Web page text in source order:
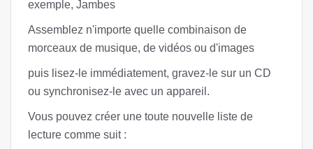
exemple, Jambes
Assemblez n'importe quelle combinaison de
morceaux de musique, de vidéos ou d'images
puis lisez-le immédiatement, gravez-le sur un CD
ou synchronisez-le avec un appareil.
Vous pouvez créer une toute nouvelle liste de
lecture comme suit :